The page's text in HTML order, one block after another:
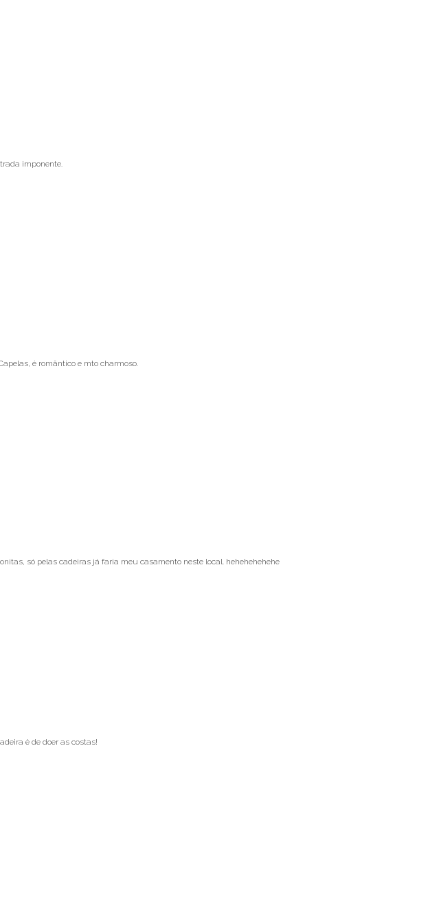
imponente.
é romântico e mto charmoso.
só pelas cadeiras já faria meu casamento neste local. hehehehehehe
é de doer as costas!